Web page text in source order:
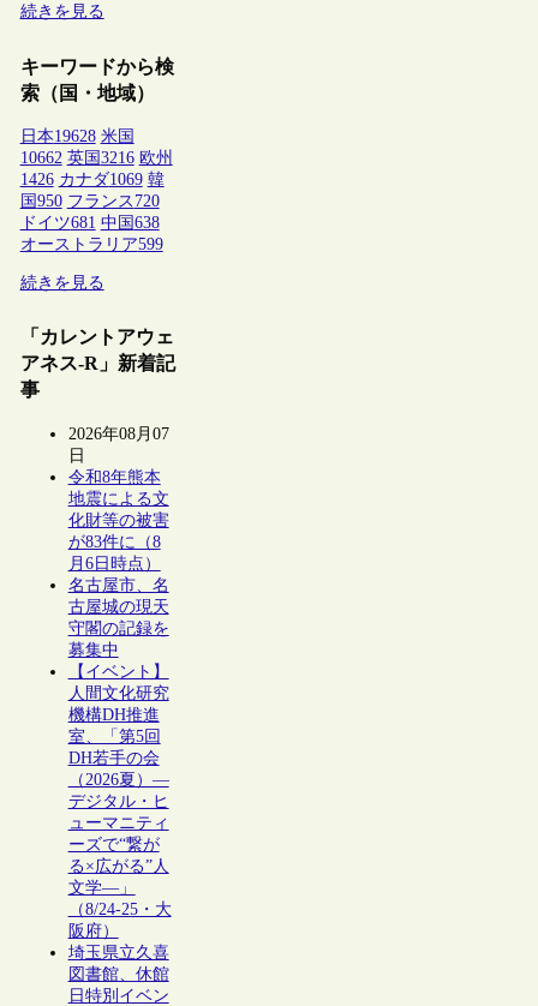
続きを見る
キーワードから検
索（国・地域）
日本19628 米国
10662 英国 3216 欧州
1426 カナダ1069 韓
国 950 フランス 720
ドイツ681 中国 638
オーストラリア599
続きを見る
「カレントアウェ
アネス-R」新着記
事
2026年08月07
日
令和8年熊本
地震による文
化財等の被害
が83件に（8
月6日時点）
名古屋市、名
古屋城の現天
守閣の記録を
募集中
【イベント】
人間文化研究
機構DH推進
室、「第5回
DH若手の会
（2026夏）―
デジタル・ヒ
ューマニティ
ーズで“繋が
る×広がる”人
文学―」
（8/24-25・大
阪府）
埼玉県立久喜
図書館、休館
日特別イベン